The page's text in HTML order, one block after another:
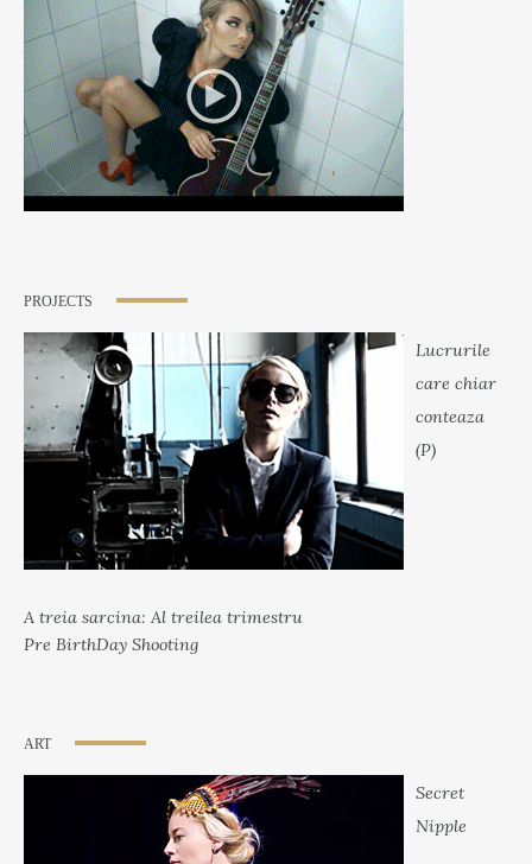
PROJECTS
Lucrurile
care chiar
conteaza
(P)
A treia sarcina: Al treilea trimestru
Pre BirthDay Shooting
ART
Secret
Nipple